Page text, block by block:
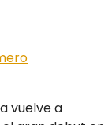
vuelve a